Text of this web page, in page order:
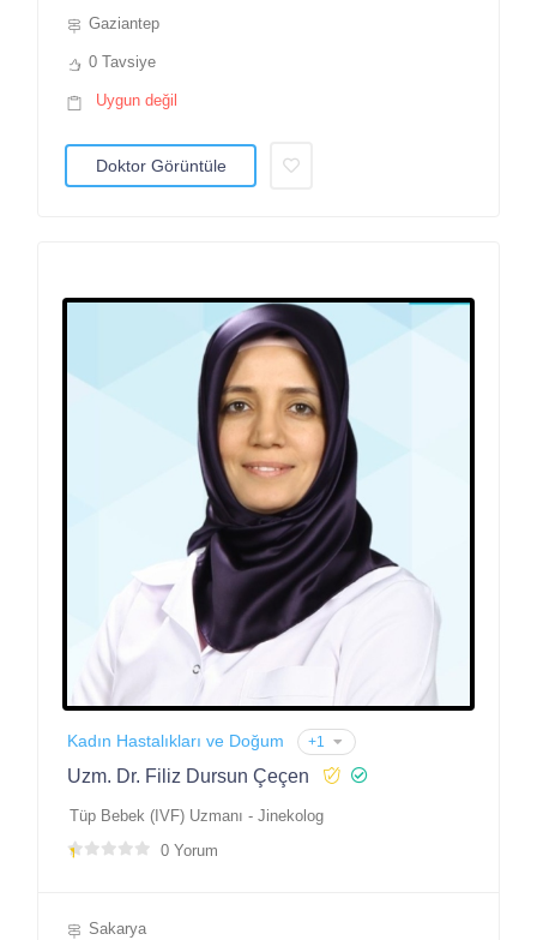
Gaziantep
0 Tavsiye
Uygun değil
Doktor Görüntüle
Kadın Hastalıkları ve Doğum +1
Uzm. Dr. Filiz Dursun Çeçen
Tüp Bebek (IVF) Uzmanı - Jinekolog
0 Yorum
Sakarya